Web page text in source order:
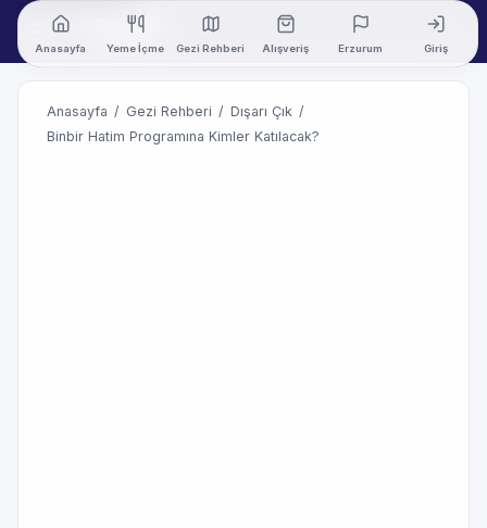
Anasayfa Yeme İçme Gezi Rehberi Alışveriş Erzurum Giriş
Anasayfa / Gezi Rehberi / Dışarı Çık /
Binbir Hatim Programına Kimler Katılacak?